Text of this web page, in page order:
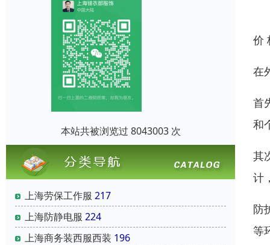
本站共被浏览过 8043003 次
上海劳保工作服 217
上海防静电服 224
上海商务装西服西装 196
价
在
首
和
其
计
防
等